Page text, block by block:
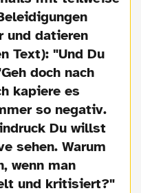
und datieren
Text): "Und Du
doch nach
kapiere es
so negativ.
Du willst
sehen. Warum
wenn man
und kritisiert?"